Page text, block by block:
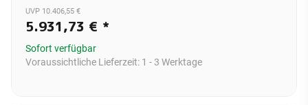
UVP 10.406,55 €
5.931,73 € *
Sofort verfügbar
Voraussichtliche Lieferzeit: 1 - 3 Werktage